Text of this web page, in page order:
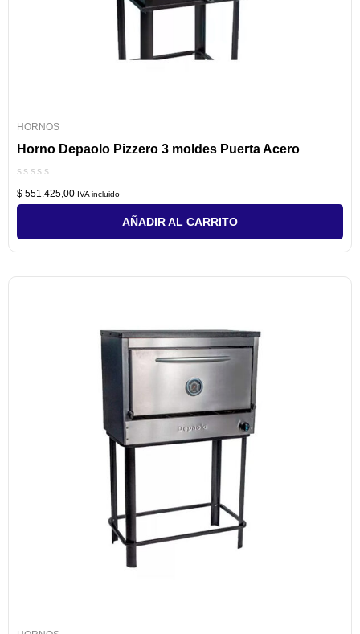
HORNOS
Horno Depaolo Pizzero 3 moldes Puerta Acero
con
0
$ 551.425,00 IVA incluido
AÑADIR AL CARRITO